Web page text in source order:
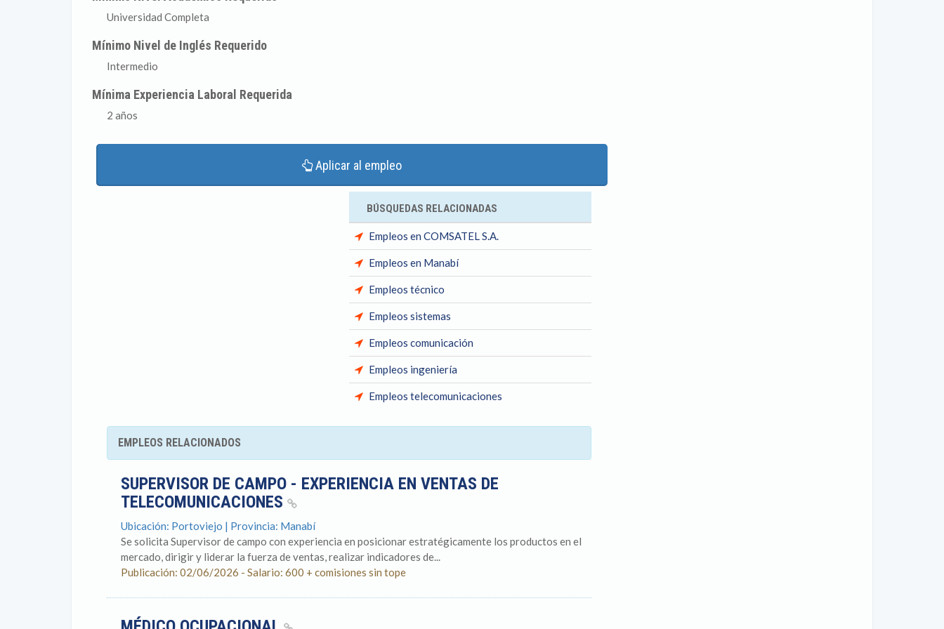
Universidad Completa
Mínimo Nivel de Inglés Requerido
Intermedio
Mínima Experiencia Laboral Requerida
2 años
Aplicar al empleo
BÚSQUEDAS RELACIONADAS
Empleos en COMSATEL S.A.
Empleos en Manabí
Empleos técnico
Empleos sistemas
Empleos comunicación
Empleos ingeniería
Empleos telecomunicaciones
EMPLEOS RELACIONADOS
SUPERVISOR DE CAMPO - EXPERIENCIA EN VENTAS DE
TELECOMUNICACIONES
Ubicación: Portoviejo | Provincia: Manabí
Se solicita Supervisor de campo con experiencia en posicionar estratégicamente los productos en el
mercado, dirigir y liderar la fuerza de ventas, realizar indicadores de...
Publicación: 02/06/2026 - Salario: 600 + comisiones sin tope